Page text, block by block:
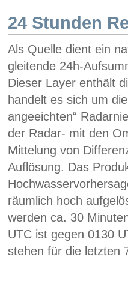
24 Stunden
Als Quelle dient ein
gleitende 24h-
Dieser Layer enthält
handelt es sich um
angeeichten“
der Radar- mit den
Mittelung von
Auflösung. Das
räumlich hoch
werden ca. 30
UTC ist gegen 0130
stehen für die letzten